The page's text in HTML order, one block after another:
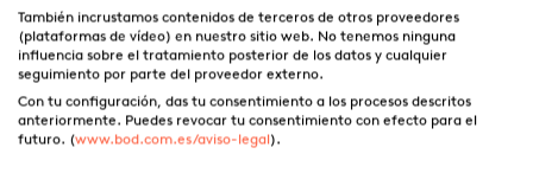
7 errores que evitar al escribir
También incrustamos contenidos de terceros de otros proveedores
(plataformas de vídeo) en nuestro sitio web. No tenemos ninguna
influencia sobre el tratamiento posterior de los datos y cualquier
seguimiento por parte del proveedor externo.
Con tu configuración, das tu consentimiento a los procesos descritos
anteriormente. Puedes revocar tu consentimiento con efecto para el
futuro. (www.bod.com.es/aviso-legal).